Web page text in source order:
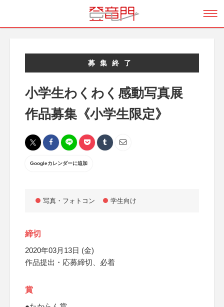
募集終了
小学生わくわく感動写真展
作品募集《小学生限定》
Googleカレンダーに追加
写真・フォトコン 学生向け
締切
2020年03月13日 (金)
作品提出・応募締切、必着
賞